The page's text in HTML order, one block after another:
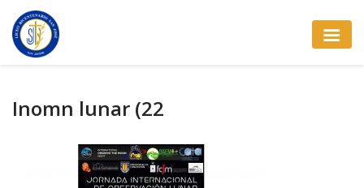
Inomn lunar (22